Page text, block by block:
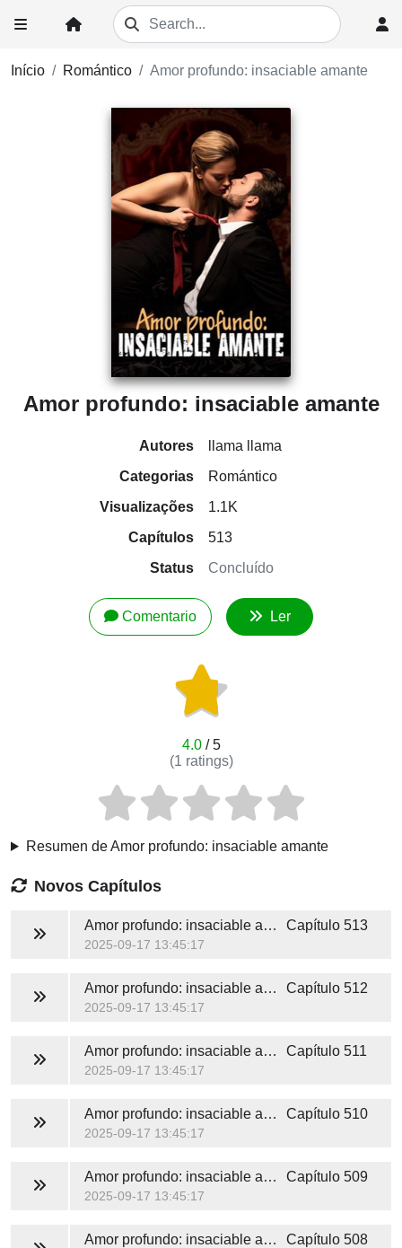
Início Romántico Amor profundo: insaciable amante
Amor profundo: insaciable amante
Autores
llama llama
Categorias
Romántico
Visualizações
1.1K
Capítulos
513
Status
Concluído
Comentario Ler
4.0/ 5
(1 ratings)
Resumen de Amor profundo: insaciable amante
Novos Capítulos
Amor profundo: insaciable amante Capítulo 513
2025-09-17 13:45:17
Amor profundo: insaciable amante Capítulo 512
2025-09-17 13:45:17
Amor profundo: insaciable amante Capítulo 511
2025-09-17 13:45:17
Amor profundo: insaciable amante Capítulo 510
2025-09-17 13:45:17
Amor profundo: insaciable amante Capítulo 509
2025-09-17 13:45:17
Amor profundo: insaciable amante Capítulo 508